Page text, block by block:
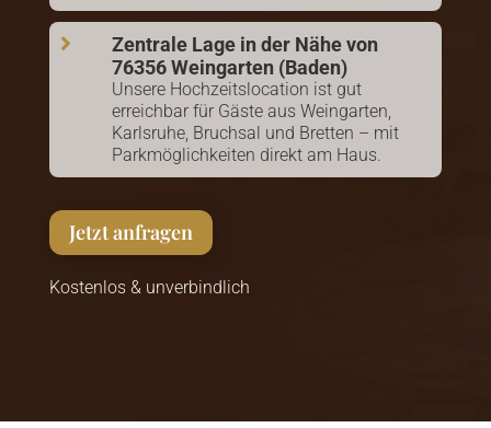

Zentrale Lage in der Nähe von
76356 Weingarten (Baden)
Unsere Hochzeitslocation ist gut
erreichbar für Gäste aus Weingarten,
Karlsruhe, Bruchsal und Bretten – mit
Parkmöglichkeiten direkt am Haus.
Jetzt anfragen
Kostenlos & unverbindlich